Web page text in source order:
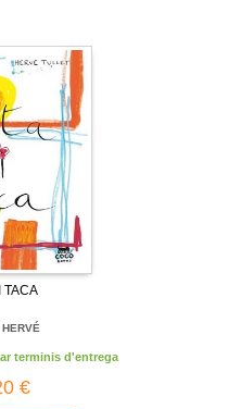
TACA
terminis d'entrega
€